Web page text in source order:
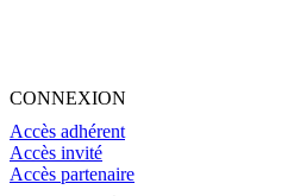
CONNEXION
Accès adhérent
Accès invité
Accès partenaire